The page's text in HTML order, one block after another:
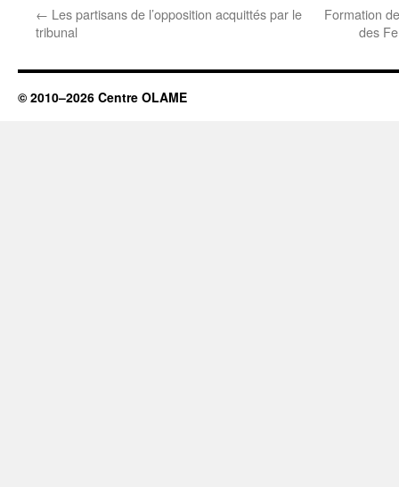
← Les partisans de l’opposition acquittés par le
tribunal
Formation
des
© 2010–2026 Centre OLAME